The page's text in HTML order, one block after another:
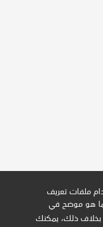
ملفات تعريف
لما هو موضح في
. بخلاف ذلك، يمكنك